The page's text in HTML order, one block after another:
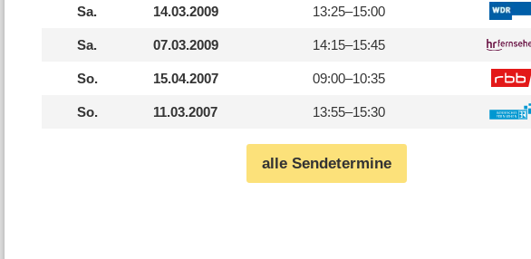
Sa. 14.03.2009 13:25–15:00
Sa. 07.03.2009 14:15–15:45
So. 15.04.2007 09:00–10:35
So. 11.03.2007 13:55–15:30
alle Sendetermine